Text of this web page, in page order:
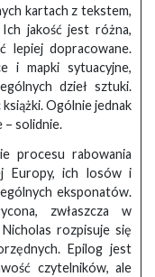
kartach z tekstem,
jakość jest różna,
lepiej dopracowane.
i mapki sytuacyjne,
dzieł sztuki.
Ogólnie jednak
– solidnie.
procesu rabowania
Europy, ich losów i
eksponatów.
zwłaszcza w
rozpisuje się
Epilog jest
czytelników, ale